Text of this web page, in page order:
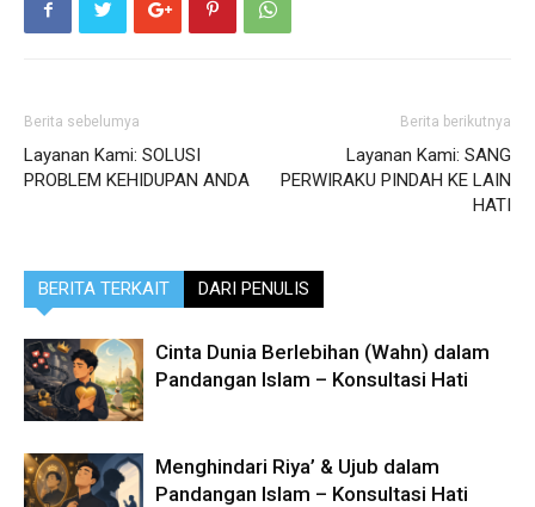
Berita sebelumya
Layanan Kami: SOLUSI
PROBLEM KEHIDUPAN ANDA
Berita berikutnya
Layanan Kami: SANG
PERWIRAKU PINDAH KE LAIN
HATI
BERITA TERKAIT DARI PENULIS
Cinta Dunia Berlebihan (Wahn) dalam
Pandangan Islam – Konsultasi Hati
Menghindari Riya’ & Ujub dalam
Pandangan Islam – Konsultasi Hati